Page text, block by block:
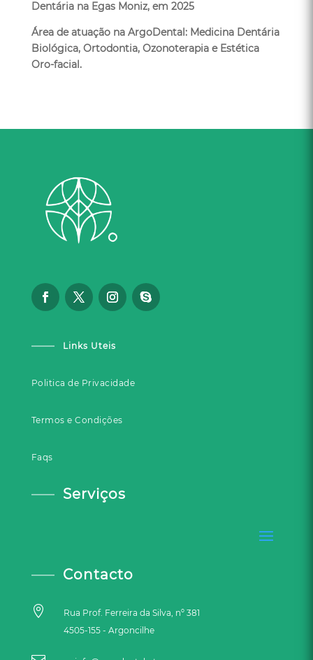
Dentária na Egas Moniz, em 2025
Área de atuação na ArgoDental: Medicina Dentária
Biológica, Ortodontia, Ozonoterapia e Estética
Oro-facial.
Links Uteis
Politica de Privacidade
Termos e Condições
Faqs
Serviços
Contacto

Rua Prof. Ferreira da Silva, nº 381
4505-155 - Argoncilhe